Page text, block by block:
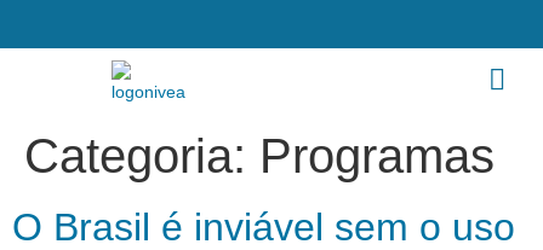
Categoria: Programas
O Brasil é inviável sem o uso